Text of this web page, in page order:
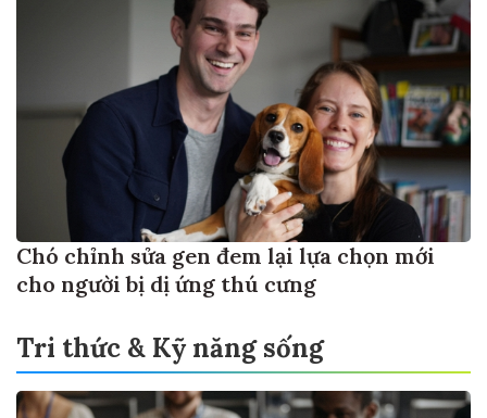
Chó chỉnh sửa gen đem lại lựa chọn mới
cho người bị dị ứng thú cưng
Tri thức & Kỹ năng sống